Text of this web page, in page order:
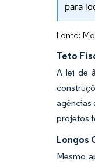
para
Fonte:
Teto
A lei de
agências
projetos
Longos
Mesmo